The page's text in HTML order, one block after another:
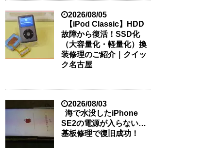
2026/08/05
【iPod Classic】HDD
故障から復活！SSD化
（大容量化・軽量化）換
装修理のご紹介｜クイッ
ク名古屋
2026/08/03
海で水没したiPhone
SE2の電源が入らない…
基板修理で復旧成功！